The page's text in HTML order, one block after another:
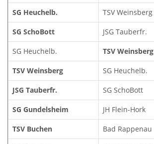
SG Heuchelb. TSV Weinsberg
SG SchoBott JSG Tauberfr.
SG Heuchelb. TSV Weinsberg
TSV Weinsberg SG Heuchelb.
JSG Tauberfr. SG SchoBott
SG Gundelsheim JH Flein-Hork
TSV Buchen Bad Rappenau